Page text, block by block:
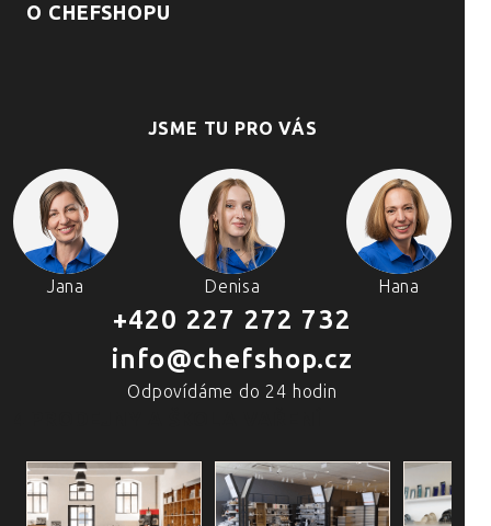
O CHEFSHOPU
JSME TU PRO VÁS
Jana Denisa Hana
+420 227 272 732
info@chefshop.cz
Odpovídáme do 24 hodin